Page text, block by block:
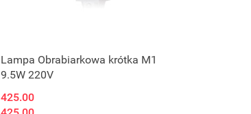
Lampa Obrabiarkowa krótka M1
9.5W 220V
425.00